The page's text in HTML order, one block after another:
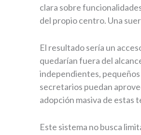
clara sobre
del propio centro. Una
El resultado sería un
quedarían fuera del
independientes,
secretarios puedan
adopción masiva de estas
Este sistema no busca